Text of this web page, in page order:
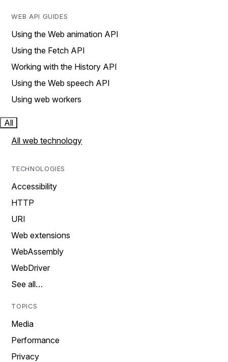
WEB API GUIDES
Using the Web animation API
Using the Fetch API
Working with the History API
Using the Web speech API
Using web workers
All
All web technology
TECHNOLOGIES
Accessibility
HTTP
URI
Web extensions
WebAssembly
WebDriver
See all…
TOPICS
Media
Performance
Privacy